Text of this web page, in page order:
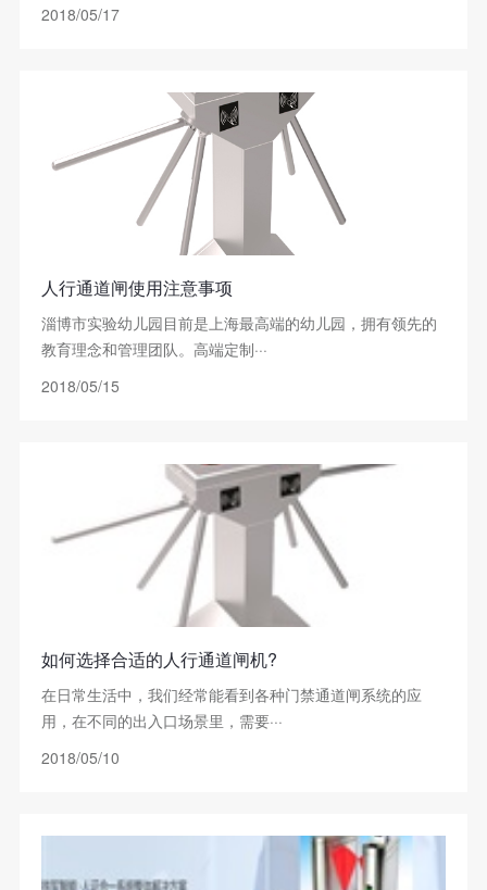
2018/05/17
人行通道闸使用注意事项
淄博市实验幼儿园目前是上海最高端的幼儿园，拥有领先的
教育理念和管理团队。高端定制···
2018/05/15
如何选择合适的人行通道闸机?
在日常生活中，我们经常能看到各种门禁通道闸系统的应
用，在不同的出入口场景里，需要···
2018/05/10